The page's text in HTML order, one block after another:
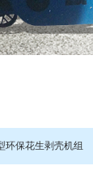
环保花生剥壳机组